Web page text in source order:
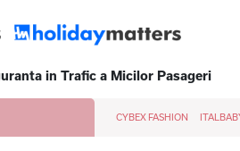
in Trafic a Micilor Pasageri
CYBEX FASHION